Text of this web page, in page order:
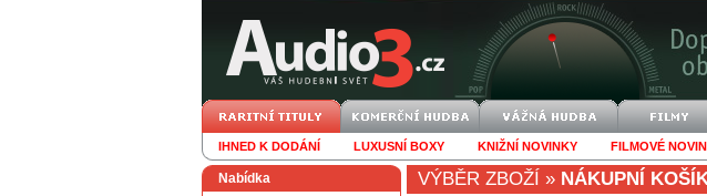
IHNED K DODÁNÍ LUXUSNÍ BOXY KNIŽNÍ NOVINKY FILMOVÉ
Nabídka VÝBĚR ZBOŽÍ » NÁKUPNÍ